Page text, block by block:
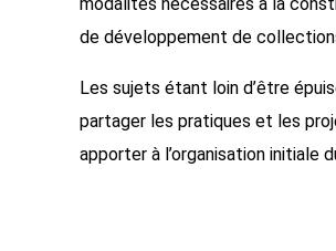
de développement de
Les sujets étant loin d’être
partager les pratiques et les
apporter à l’organisation initiale